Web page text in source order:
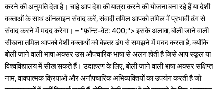
करने की अनुमति देता है। चाहे आप देश की यात्रा करने की योजना बना रहे हैं या देशी
वक्ताओं के साथ ऑनलाइन संवाद करें, संवादी तमिल आपको तमिल में प्रभावी ढंग से
संवाद करने में मदद करेगा। = "फ़ॉन्ट-वेट: 400;"> इसके अलावा, बोली जाने वाली
सीखना तमिल आपको देशी वक्ताओं को बेहतर ढंग से समझने में मदद करता है, क्योंकि
बोली जाने वाली भाषा अक्सर उस औपचारिक भाषा से अलग होती है जिसे आप स्कूल या
विश्वविद्यालय में सीख सकते हैं। उदाहरण के लिए, बोली जाने वाली भाषा अक्सर संक्षिप्त
नाम, वाक्यात्मक क्रियाओं और अनौपचारिक अभिव्यक्तियों का उपयोग करती है जो